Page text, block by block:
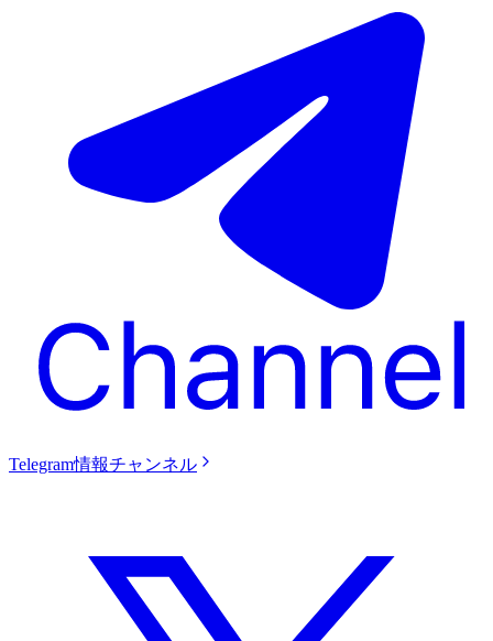
Telegram情報チャンネル